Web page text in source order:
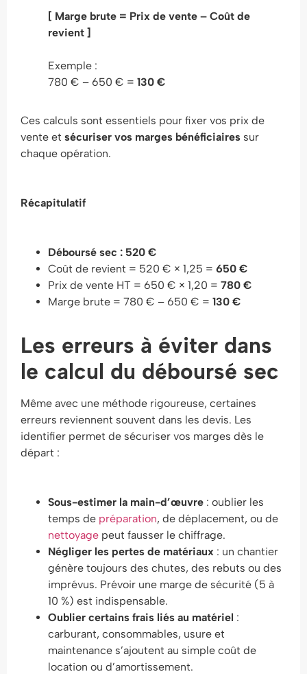
[ Marge brute = Prix de vente – Coût de
revient ]
Exemple :
780 € – 650 € = 130 €
Ces calculs sont essentiels pour fixer vos prix de
vente et sécuriser vos marges bénéficiaires sur
chaque opération.
Récapitulatif
Déboursé sec : 520 €
Coût de revient = 520 € × 1,25 = 650 €
Prix de vente HT = 650 € × 1,20 = 780 €
Marge brute = 780 € – 650 € = 130 €
Les erreurs à éviter dans
le calcul du déboursé sec
Même avec une méthode rigoureuse, certaines
erreurs reviennent souvent dans les devis. Les
identifier permet de sécuriser vos marges dès le
départ :
Sous-estimer la main-d’œuvre : oublier les
temps de préparation, de déplacement, ou de
nettoyage peut fausser le chiffrage.
Négliger les pertes de matériaux : un chantier
génère toujours des chutes, des rebuts ou des
imprévus. Prévoir une marge de sécurité (5 à
10 %) est indispensable.
Oublier certains frais liés au matériel :
carburant, consommables, usure et
maintenance s’ajoutent au simple coût de
location ou d’amortissement.